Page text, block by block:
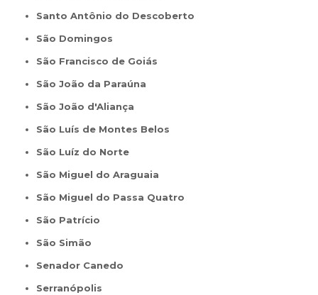
Santo Antônio do Descoberto
São Domingos
São Francisco de Goiás
São João da Paraúna
São João d'Aliança
São Luís de Montes Belos
São Luíz do Norte
São Miguel do Araguaia
São Miguel do Passa Quatro
São Patrício
São Simão
Senador Canedo
Serranópolis